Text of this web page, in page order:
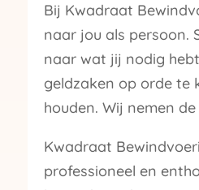
Bij Kwadraat
naar jou als persoon.
naar wat jij nodig
geldzaken op orde te
houden. Wij nemen
Kwadraat
professioneel en